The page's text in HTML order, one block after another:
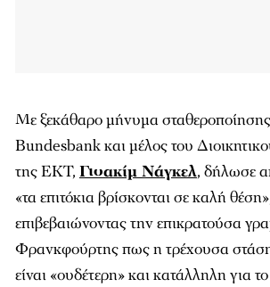
Με ξεκάθαρο μήνυμα
Bundesbank και μέλος του
της ΕΚΤ, Γιοακίμ Νάγκελ, δήλωσε
«τα επιτόκια βρίσκονται σε καλή
επιβεβαιώνοντας την επικρατούσα
Φρανκφούρτης πως η τρέχουσα στάση
είναι «ουδέτερη» και κατάλληλη για